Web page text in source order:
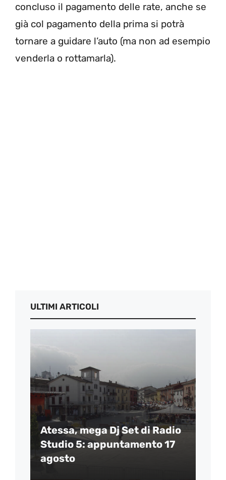
concluso il pagamento delle rate, anche se
già col pagamento della prima si potrà
tornare a guidare l’auto (ma non ad esempio
venderla o rottamarla).
ULTIMI ARTICOLI
Atessa, mega Dj Set di Radio
Studio 5: appuntamento 17
agosto